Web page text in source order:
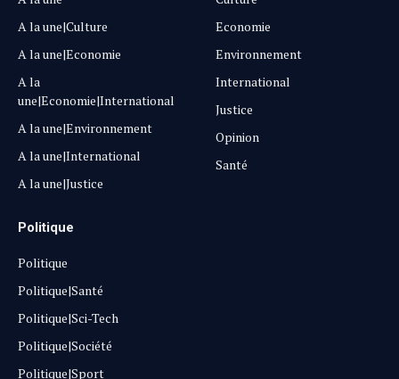
A la une|Culture
A la une|Economie
A la
une|Economie|International
A la une|Environnement
A la une|International
A la une|Justice
Economie
Environnement
International
Justice
Opinion
Santé
Politique
Politique
Politique|Santé
Politique|Sci-Tech
Politique|Société
Politique|Sport